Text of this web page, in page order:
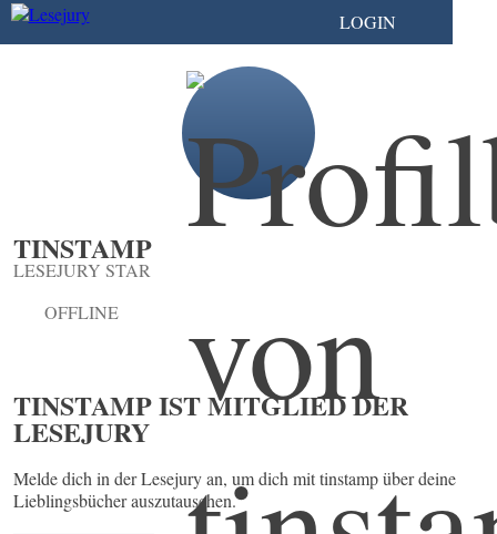
LOGIN
TINSTAMP
LESEJURY STAR
OFFLINE
TINSTAMP IST MITGLIED DER
LESEJURY
Melde dich in der Lesejury an, um dich mit tinstamp über deine
Lieblingsbücher auszutauschen.